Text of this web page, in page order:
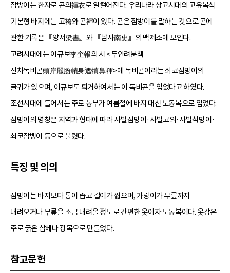
잠방이는 한자로 곤의褌衣로 일컬어진다. 우리나라 상고시대의 고유복식
기본형 바지에는 고袴와 곤褌이 있다. 곤은 잠방이를 말하는 것으로 곤에
관한 기록은 『양서梁書』와 『남사南史』의 백제조에 보인다.
고려시대에는 이규보李奎報의 시 <두안려분책
신차독비곤頭岸麗肦幘身遮犢鼻褌>에 독비곤이라는 쇠코잠방이의
글귀가 있으며, 이규보도 퇴거하여서는 이 독비곤을 입었다고 하였다.
조선시대에 들어서는 주로 농부가 여름철에 바지 대신 노동복으로 입었다.
잠방이의 명칭은 지역과 형태에 따라 사발잠방이·사발고의·사발석방이·
쇠코잠뱅이 등으로 불렸다.
특징 및 의의
잠방이는 바지보다 통이 좁고 길이가 짧으며, 가랑이가 무릎까지
내려오거나 무릎을 조금 내려올 정도로 간편한 옷이자 노동복이다. 옷감은
주로 굵은 삼베나 광목으로 만들었다.
참고문헌